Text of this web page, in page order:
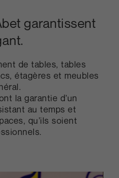
garantissent
de tables, tables
étagères et meubles
la garantie d’un
au temps et
qu’ils soient